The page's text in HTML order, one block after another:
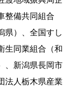
整備共同組合
県）、全国すし
生同業組合（和
、新潟県長岡市
法人栃木県産業